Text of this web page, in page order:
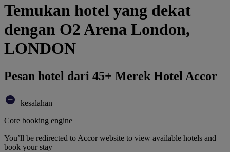
Temukan hotel yang dekat
dengan O2 Arena London,
LONDON
Pesan hotel dari 45+ Merek Hotel Accor
kesalahan
Core booking engine
You’ll be redirected to Accor website to view available hotels and
book your stay